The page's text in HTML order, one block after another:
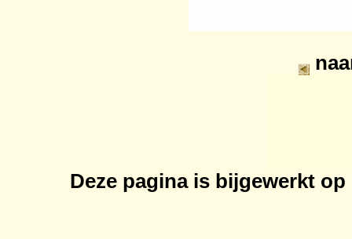
Deze pagina is bijgewerkt op